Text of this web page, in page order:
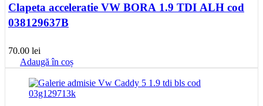
Clapeta acceleratie VW BORA 1.9 TDI ALH cod
038129637B
70.00 lei
Adaugă în coș